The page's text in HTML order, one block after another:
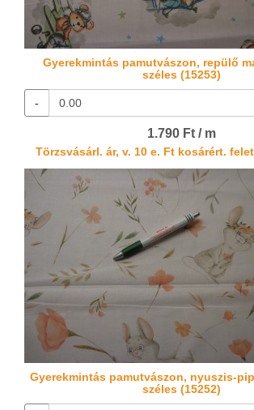
Gyerekmintás pamutvászon, repülő
széles (15253)
-
1.790 Ft / m
Törzsvásárl. ár, v. 10 e. Ft kosárért.
Gyerekmintás pamutvászon, nyuszis-
széles (15252)